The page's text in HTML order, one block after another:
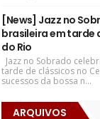
[News] Jazz no
brasileira em tarde
do Rio
Jazz no Sobrado
tarde de clássicos no
sucessos da bossa n...
ARQUIVOS